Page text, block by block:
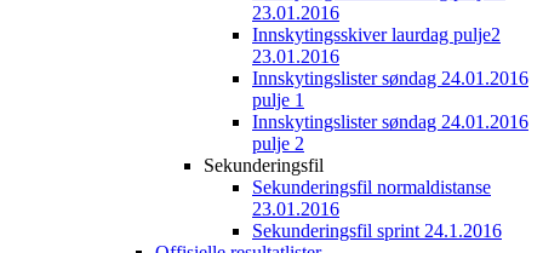
23.01.2016
Innskytingsskiver laurdag pulje2
23.01.2016
Innskytingslister søndag 24.01.2016
pulje 1
Innskytingslister søndag 24.01.2016
pulje 2
Sekunderingsfil
Sekunderingsfil normaldistanse
23.01.2016
Sekunderingsfil sprint 24.1.2016